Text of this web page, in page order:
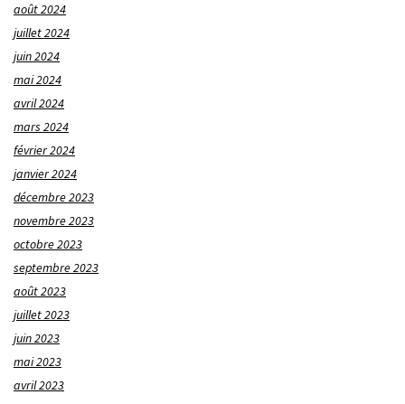
août 2024
juillet 2024
juin 2024
mai 2024
avril 2024
mars 2024
février 2024
janvier 2024
décembre 2023
novembre 2023
octobre 2023
septembre 2023
août 2023
juillet 2023
juin 2023
mai 2023
avril 2023